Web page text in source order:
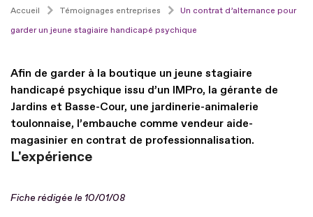
Accueil Témoignages entreprises
Un contrat d’alternance pour
garder un jeune stagiaire handicapé psychique
Afin de garder à la boutique un jeune stagiaire
handicapé psychique issu d’un IMPro, la gérante de
Jardins et Basse-Cour, une jardinerie-animalerie
toulonnaise, l’embauche comme vendeur aide-
magasinier en contrat de professionnalisation.
L'expérience
Fiche rédigée le 10/01/08